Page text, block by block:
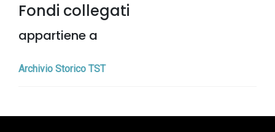
Fondi collegati
appartiene a
Archivio Storico TST